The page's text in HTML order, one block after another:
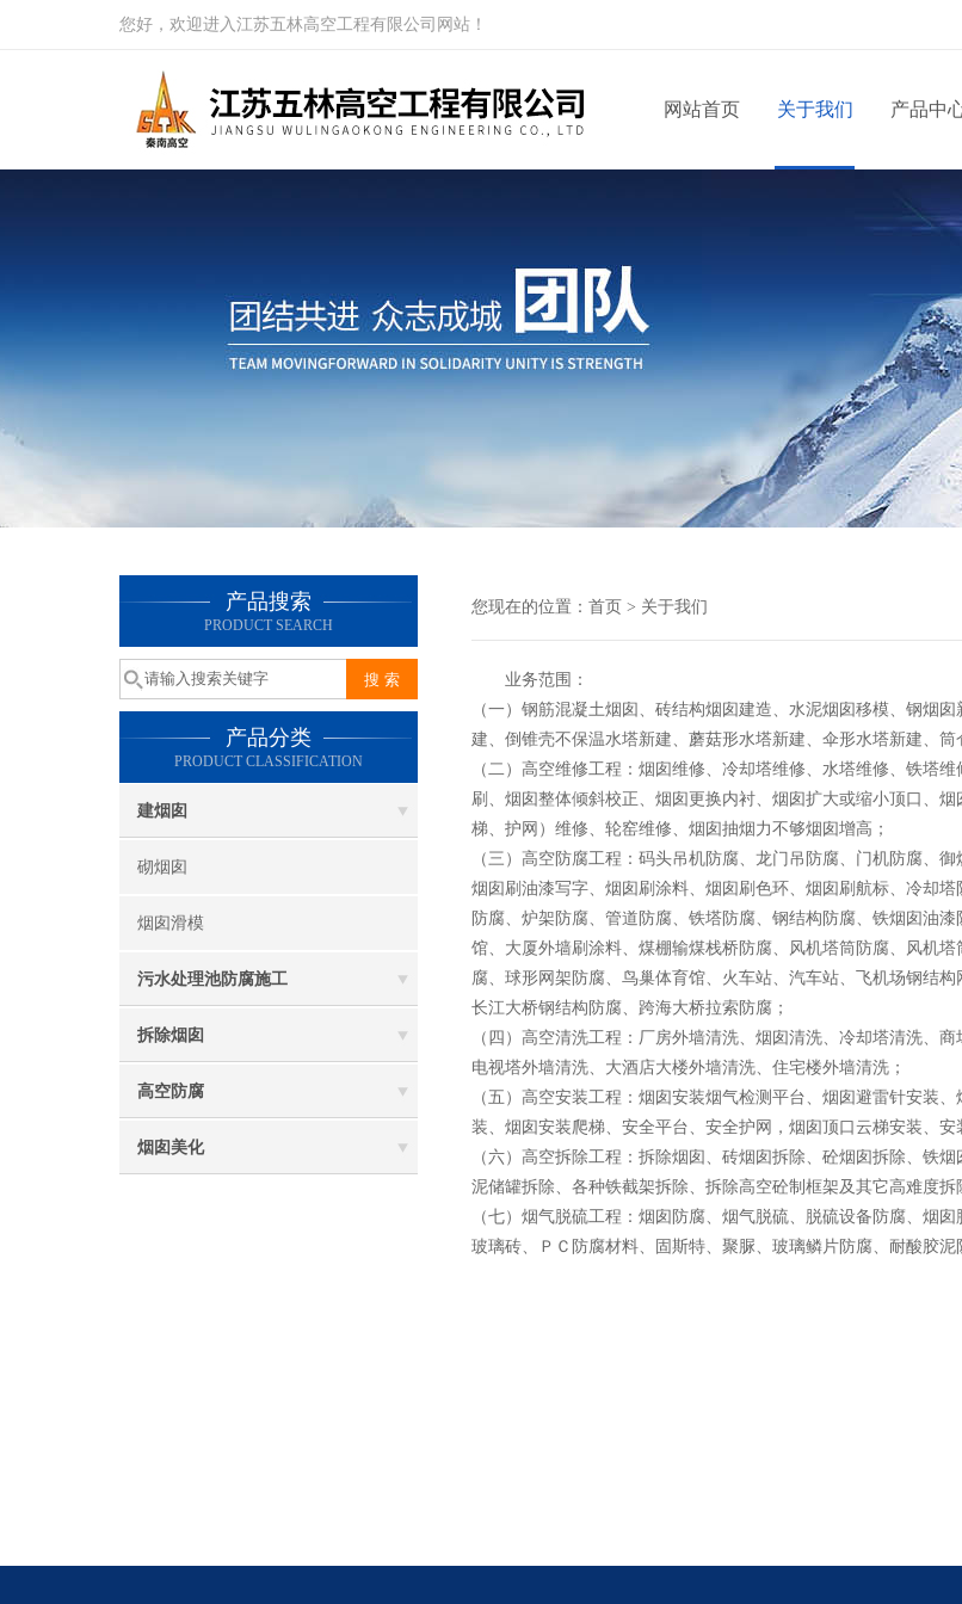
您好，欢迎进入江苏五林高空工程有限公司网站！
网站首页 关于我们 产品中
产品搜索
PRODUCT SEARCH
产品分类
PRODUCT CLASSIFICATION
建烟囱
砌烟囱
烟囱滑模
污水处理池防腐施工
拆除烟囱
高空防腐
烟囱美化
您现在的位置： 首页 > 关于我们
业务范围：
（一）钢筋混凝土烟囱、砖结构烟囱建造、水泥烟囱移模、钢烟
建、倒锥壳不保温水塔新建、蘑菇形水塔新建、伞形水塔新建、筒
（二）高空维修工程：烟囱维修、冷却塔维修、水塔维修、铁塔
刷、烟囱整体倾斜校正、烟囱更换内衬、烟囱扩大或缩小顶口、
梯、护网）维修、轮窑维修、烟囱抽烟力不够烟囱增高；
（三）高空防腐工程：码头吊机防腐、龙门吊防腐、门机防腐、
烟囱刷油漆写字、烟囱刷涂料、烟囱刷色环、烟囱刷航标、冷却
防腐、炉架防腐、管道防腐、铁塔防腐、钢结构防腐、铁烟囱油
馆、大厦外墙刷涂料、煤棚输煤栈桥防腐、风机塔筒防腐、风机
腐、球形网架防腐、鸟巢体育馆、火车站、汽车站、飞机场钢结
长江大桥钢结构防腐、跨海大桥拉索防腐；
（四）高空清洗工程：厂房外墙清洗、烟囱清洗、冷却塔清洗、
电视塔外墙清洗、大酒店大楼外墙清洗、住宅楼外墙清洗；
（五）高空安装工程：烟囱安装烟气检测平台、烟囱避雷针安装
装、烟囱安装爬梯、安全平台、安全护网，烟囱顶口云梯安装、
（六）高空拆除工程：拆除烟囱、砖烟囱拆除、砼烟囱拆除、铁
泥储罐拆除、各种铁截架拆除、拆除高空砼制框架及其它高难度拆
（七）烟气脱硫工程：烟囱防腐、烟气脱硫、脱硫设备防腐、烟
玻璃砖、ＰＣ防腐材料、固斯特、聚脲、玻璃鳞片防腐、耐酸胶泥